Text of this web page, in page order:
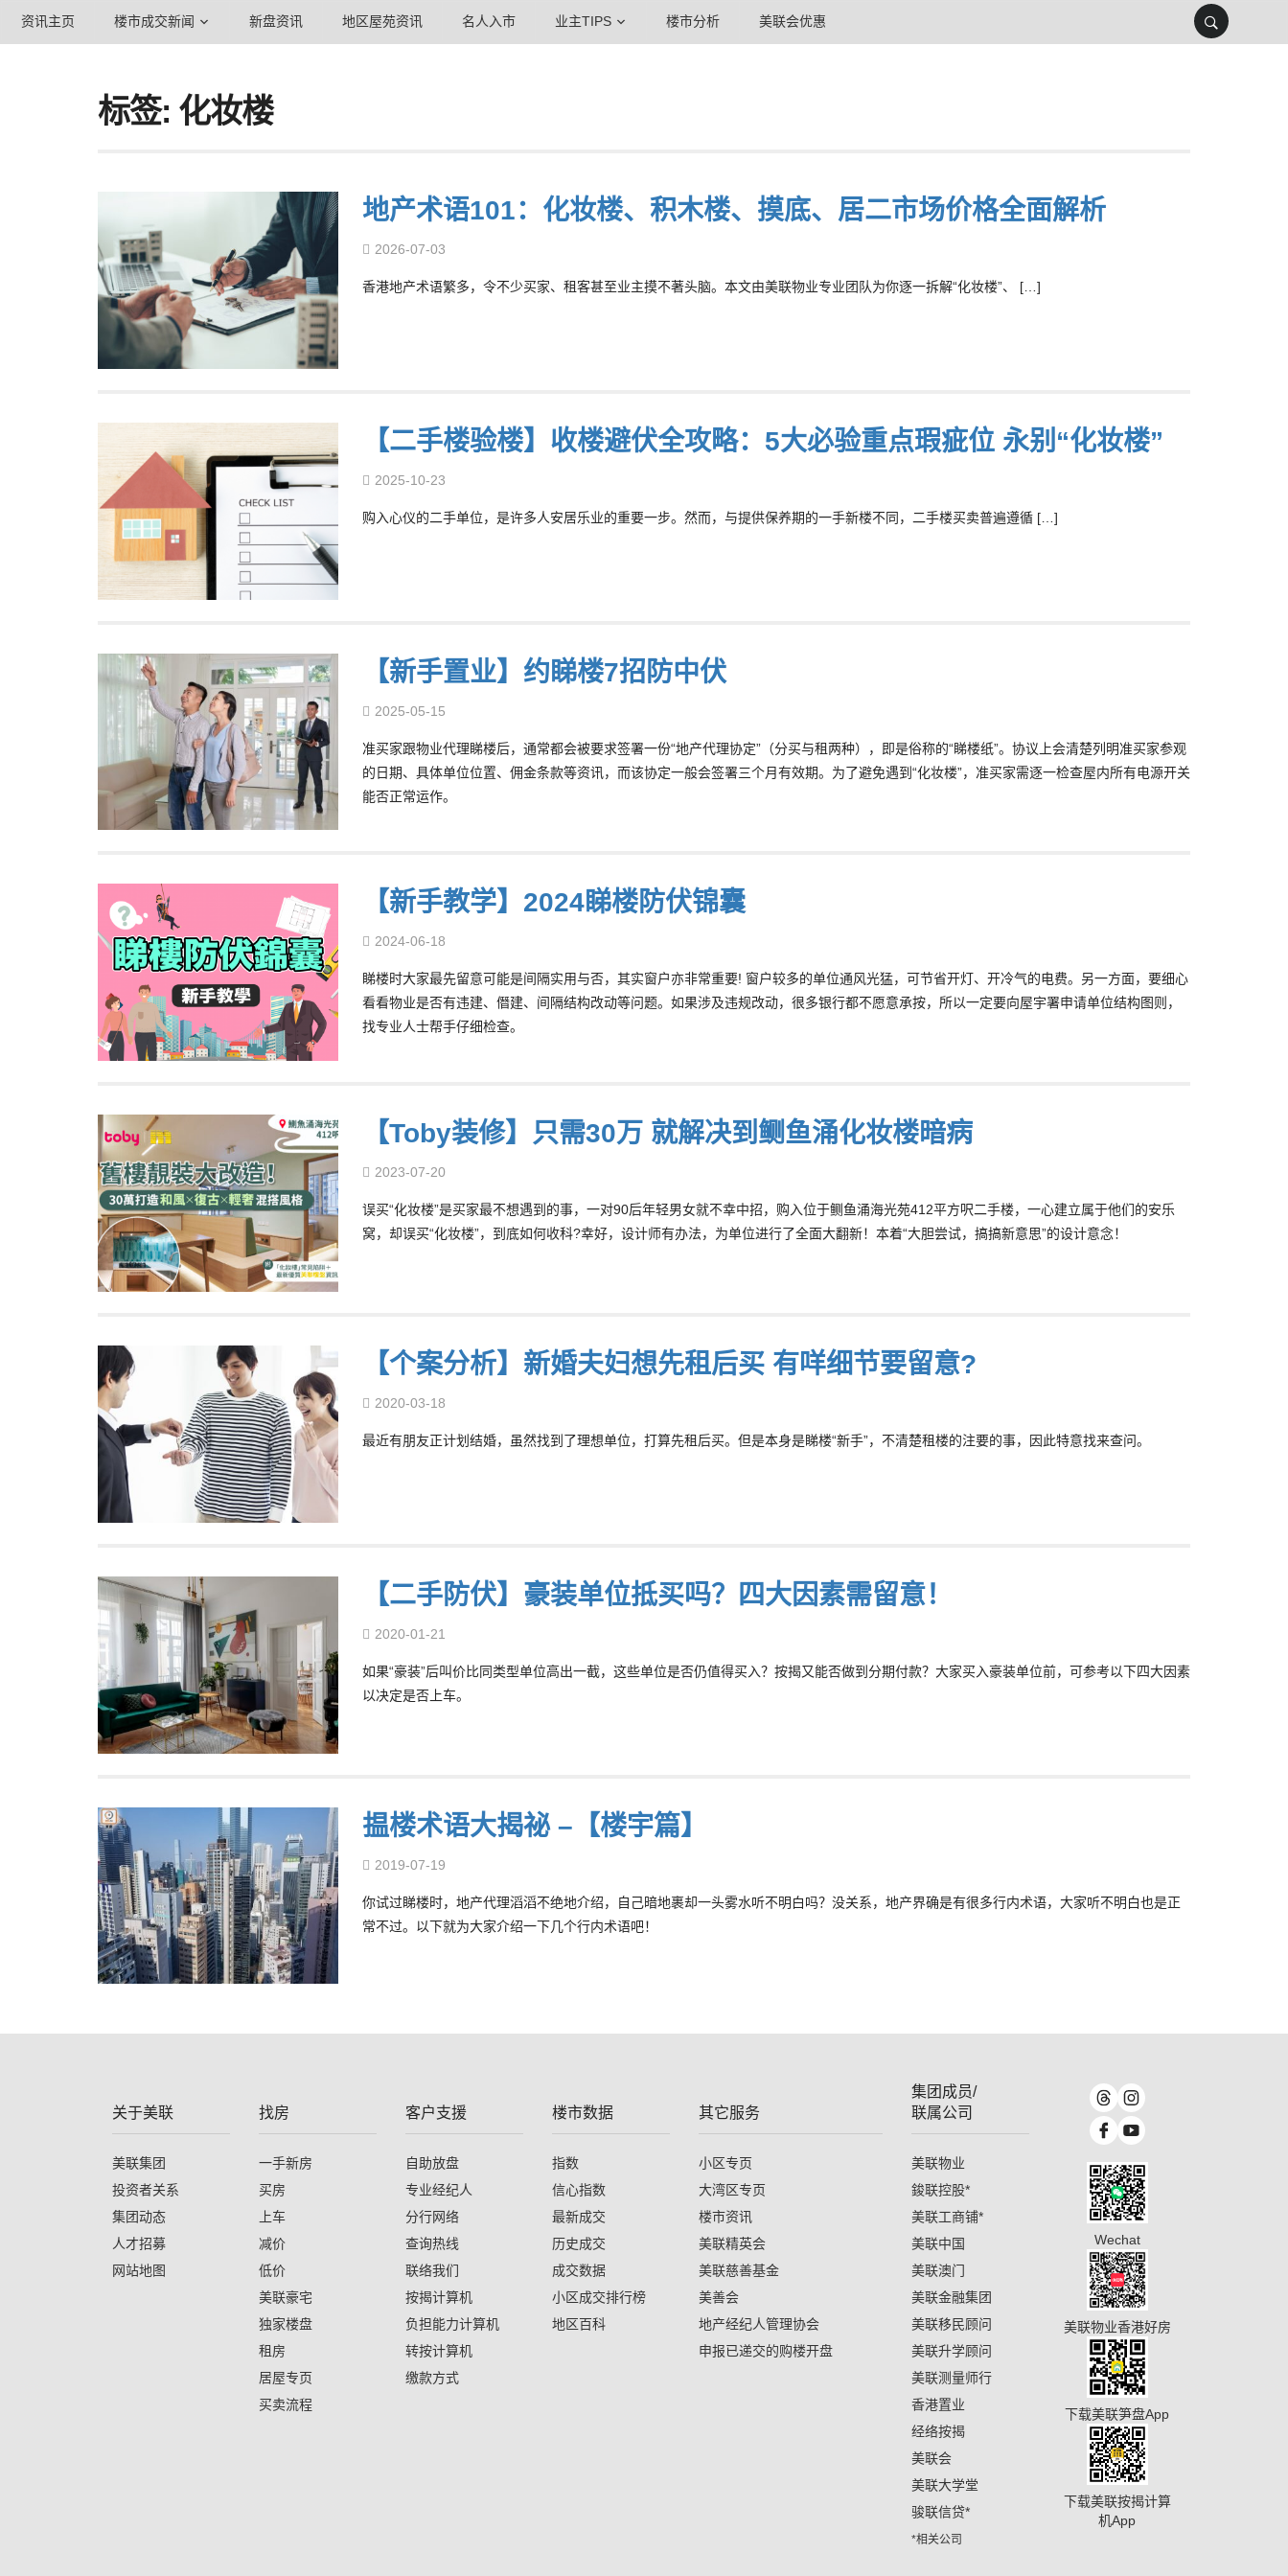
资讯主页 楼市成交新闻 新盘资讯 地区屋苑资讯 名人入市 业主TIPS 楼市分析 美联会优惠
标签: 化妆楼
地产术语101：化妆楼、积木楼、摸底、居二市场价格全面解析
2026-07-03
香港地产术语繁多，令不少买家、租客甚至业主摸不著头脑。本文由美联物业专业团队为你逐一拆解“化妆楼”、 […]
【二手楼验楼】收楼避伏全攻略：5大必验重点瑕疵位 永别“化妆楼”
2025-10-23
购入心仪的二手单位，是许多人安居乐业的重要一步。然而，与提供保养期的一手新楼不同，二手楼买卖普遍遵循 […]
【新手置业】约睇楼7招防中伏
2025-05-15
准买家跟物业代理睇楼后，通常都会被要求签署一份“地产代理协定”（分买与租两种），即是俗称的“睇楼纸”。协议上会清楚列明准买家参观
的日期、具体单位位置、佣金条款等资讯，而该协定一般会签署三个月有效期。为了避免遇到“化妆楼”，准买家需逐一检查屋内所有电源开关
能否正常运作。
【新手教学】2024睇楼防伏锦囊
2024-06-18
睇楼时大家最先留意可能是间隔实用与否，其实窗户亦非常重要! 窗户较多的单位通风光猛，可节省开灯、开冷气的电费。另一方面，要细心
看看物业是否有违建、僭建、间隔结构改动等问题。如果涉及违规改动，很多银行都不愿意承按，所以一定要向屋宇署申请单位结构图则，
找专业人士帮手仔细检查。
【Toby装修】只需30万 就解决到鲗鱼涌化妆楼暗病
2023-07-20
误买“化妆楼”是买家最不想遇到的事，一对90后年轻男女就不幸中招，购入位于鲗鱼涌海光苑412平方呎二手楼，一心建立属于他们的安乐
窝，却误买“化妆楼”，到底如何收科?幸好，设计师有办法，为单位进行了全面大翻新！本着“大胆尝试，搞搞新意思”的设计意念！
【个案分析】新婚夫妇想先租后买 有咩细节要留意?
2020-03-18
最近有朋友正计划结婚，虽然找到了理想单位，打算先租后买。但是本身是睇楼“新手”，不清楚租楼的注要的事，因此特意找来查问。
【二手防伏】豪装单位抵买吗？四大因素需留意！
2020-01-21
如果“豪装”后叫价比同类型单位高出一截，这些单位是否仍值得买入？按揭又能否做到分期付款？大家买入豪装单位前，可参考以下四大因素
以决定是否上车。
揾楼术语大揭祕 –【楼宇篇】
2019-07-19
你试过睇楼时，地产代理滔滔不绝地介绍，自己暗地裹却一头雾水听不明白吗？没关系，地产界确是有很多行内术语，大家听不明白也是正
常不过。以下就为大家介绍一下几个行内术语吧！
关于美联
美联集团
投资者关系
集团动态
人才招募
网站地图
找房
一手新房
买房
上车
减价
低价
美联豪宅
独家楼盘
租房
居屋专页
买卖流程
客户支援
自助放盘
专业经纪人
分行网络
查询热线
联络我们
按揭计算机
负担能力计算机
转按计算机
缴款方式
楼市数据
指数
信心指数
最新成交
历史成交
成交数据
小区成交排行榜
地区百科
其它服务
小区专页
大湾区专页
楼市资讯
美联精英会
美联慈善基金
美善会
地产经纪人管理协会
申报已递交的购楼开盘
集团成员/
联属公司
美联物业
鋑联控股*
美联工商铺*
美联中国
美联澳门
美联金融集团
美联移民顾问
美联升学顾问
美联测量师行
香港置业
经络按揭
美联会
美联大学堂
骏联信贷*
*相关公司
Wechat
美联物业香港好房
下载美联笋盘App
下载美联按揭计算
机App